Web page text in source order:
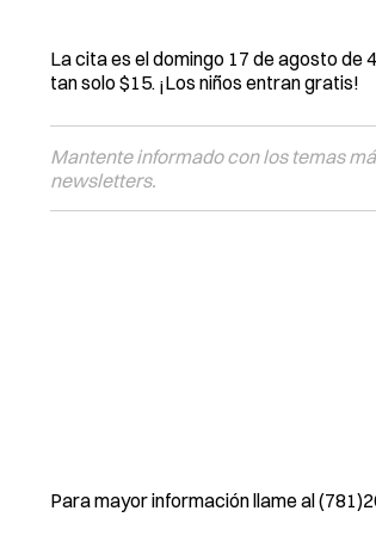
La cita es el domingo 17 de agosto de
tan solo $15. ¡Los niños entran gratis!
Mantente informado con los temas
newsletters.
Para mayor información llame al